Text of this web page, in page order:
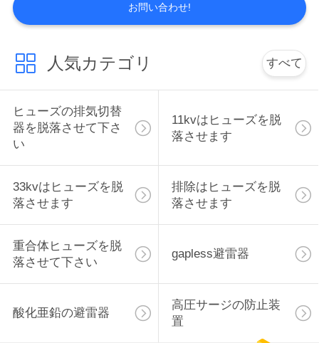
お問い合わせ!
人気カテゴリ すべて
ヒューズの排気切替
器を脱落させて下さ
い
11kvはヒューズを脱
落させます
33kvはヒューズを脱
落させます
排除はヒューズを脱
落させます
重合体ヒューズを脱
落させて下さい
gapless避雷器
酸化亜鉛の避雷器
高圧サージの防止装
置